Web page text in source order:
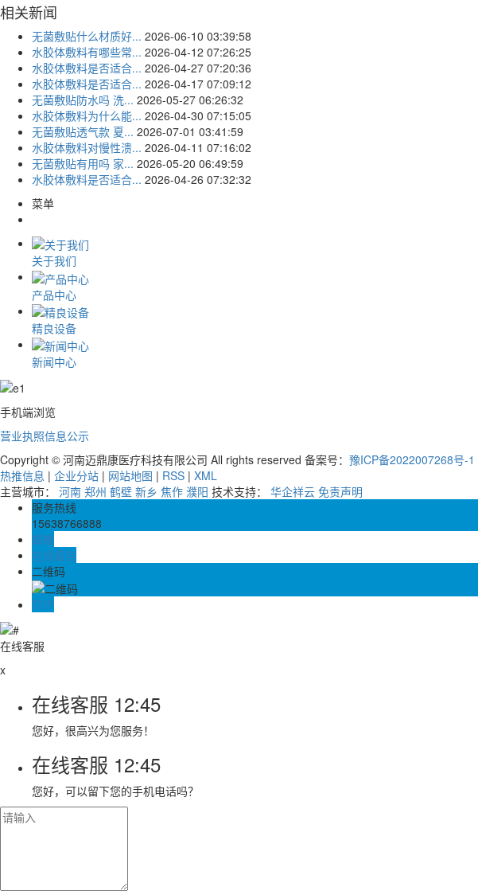
相关新闻
无菌敷贴什么材质好... 2026-06-10 03:39:58
水胶体敷料有哪些常... 2026-04-12 07:26:25
水胶体敷料是否适合... 2026-04-27 07:20:36
水胶体敷料是否适合... 2026-04-17 07:09:12
无菌敷贴防水吗 洗... 2026-05-27 06:26:32
水胶体敷料为什么能... 2026-04-30 07:15:05
无菌敷贴透气款 夏... 2026-07-01 03:41:59
水胶体敷料对慢性溃... 2026-04-11 07:16:02
无菌敷贴有用吗 家... 2026-05-20 06:49:59
水胶体敷料是否适合... 2026-04-26 07:32:32
菜单
关于我们
产品中心
精良设备
新闻中心
手机端浏览
营业执照信息公示
Copyright © 河南迈鼎康医疗科技有限公司 All rights reserved 备案号： 豫ICP备2022007268号-1
热推信息 | 企业分站 | 网站地图 | RSS | XML
主营城市： 河南 郑州 鹤壁 新乡 焦作 濮阳 技术支持： 华企祥云 免责声明
服务热线
15638766888
邮箱
在线留言
二维码
TOP
在线客服
x
在线客服 12:45
您好，很高兴为您服务！
在线客服 12:45
您好，可以留下您的手机电话吗？